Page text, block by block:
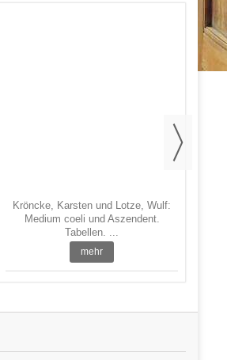
Kröncke, Karsten und Lotze, Wulf:
Medium coeli und Aszendent.
Tabellen. ...
mehr